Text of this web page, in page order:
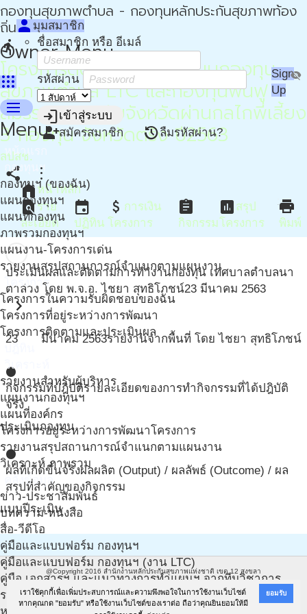
เราใช้คุกกี้เพื่อเพิ่มประสบการณ์และความพึงพอใจในการใช้งานเว็บไซต์
หากคุณกด "ยอมรับ" หรือใช้งานเว็บไซต์ของเราต่อ ถือว่าคุณยินยอมให้มี
ยอมรับ
กองทุนสุขภาพตำบล - กองทุนหลักประกันสุขภาพท้อง
ถิ่น - กปท
Owner Menu
apps
person มุมสมาชิก
ชื่อสมาชิก หรือ อีเมล์
รหัสผ่าน visibility_off
loginเข้าสู่ระบบ
person_addสมัครสมาชิก restoreลืมรหัสผ่าน?
Sign
Up
menu
Menu
หน้าแรก
กองทุนฯ
กองทุนฯ (ของฉัน)
แผนกองทุนฯ
แผนที่กองทุน
ภาพรวมกองทุนฯ
แผนงาน-โครงการเด่น
รายงานสรุปสถานการณ์จำแนกตามแผนงาน
โครงการ
โครงการในความรับผิดชอบของฉัน
โครงการที่อยู่ระหว่างการพัฒนา
โครงการติดตามและประเมินผล
วิเคราะห์
รายงานสำหรับผู้บริหาร
แผนงานกองทุนฯ
แผนที่องค์กร
โครงการอยู่ระหว่างการพัฒนาโครงการ
รายงานสรุปสถานการณ์จำแนกตามแผนงาน
วิเคราะห์ ภาพรวม
คลังข้อมูล
ข่าว-ประชาสัมพันธ์
บทความ-หนังสือ
สื่อ-วีดีโอ
คู่มือและแบบฟอร์ม กองทุนฯ
คู่มือและแบบฟอร์ม กองทุนฯ (งาน LTC)
คู่มือ เอกสารฯ และแนวทางการทำแผนฯ จากทีมวิชาการ
รวมเอกสารเกี่ยวกับประกาศ ฉบับใหม่ ปี 61
หนังสือเชิญประชุม/เอกสารที่เกี่ยวข้อง
directions_run
โครงการติดตามและสนับสนุนกองทุน
สุขภาพตำบล LTC และกองทุนฟื้นฟู
สมรรถภาพระดับจังหวัดผ่านกลไกพี่เลี้ยง
3 กองทุน จังหวัดตรัง ปี2563
สปสช.
share
more_vert
homeหน้าหลัก
find_in_pageราย
ละเอียด
event
ปฏิทิน
attach_money การเงิน
โครงการ
assignment
กิจกรรม
assessment สรุป
โครงการ
print
พิมพ์
ประเมินผลและติดตามการทำงานกองทุน เทศบาลตำบลนา
ตาล่วง โดย พ.จ.อ. ไชยา สุทธิโภชน์23 มีนาคม 2563
chevron_right
23 มีนาคม 2563รายงานจากพื้นที่ โดย ไชยา สุทธิโภชน์
circle
กิจกรรมที่ปฎิบัติรายละเอียดของการทำกิจกรรมที่ได้ปฎิบัติ
จริง
ประเมินกองทุน
circle
ผลที่เกิดขึ้นจริงผลผลิต (Output) / ผลลัพธ์ (Outcome) / ผล
สรุปที่สำคัญของกิจกรรม
แบบปีระเมิน
@Copyright 2016 สำนักงานหลักประกันสุขภาพแห่งชาติ เขต 12 สงขลา
อาคารสยามนครินทร์ คอมเพล็กซ์ (ชั้น ๓) ๔๘๘/๘๘ ถนนเพชรเกษม อำเภอหาดใหญ่ จังหวัดสงขลา
๙๐๑๑๐ โทรศัพท์ ๐ ๗๔๒๓ ๓๘๘๘ โทรสาร ๐ ๗๔๒๓ ๕๔๙๔